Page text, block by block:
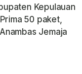
Kepulauan
50 paket,
Jemaja